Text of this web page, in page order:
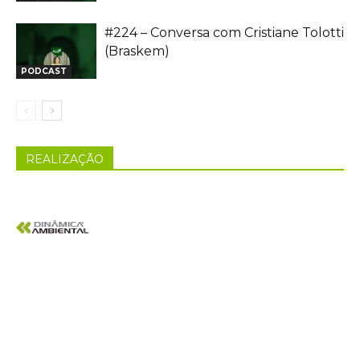
PODCAST
#224 – Conversa com Cristiane Tolotti
(Braskem)
REALIZAÇÃO